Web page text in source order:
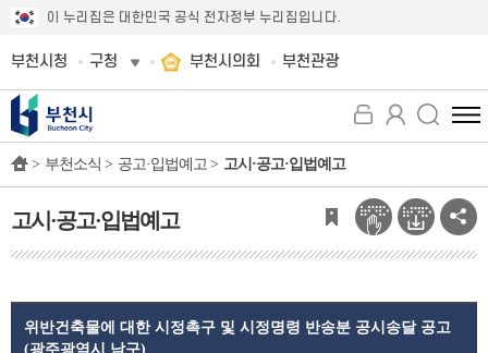
이 누리집은 대한민국 공식 전자정부 누리집입니다.
부천시청 구청 부천시의회 부천관광
전
체
뉴
보
기
> 부천소식 > 공고·입법예고 > 고시·공고·입법예고
고시·공고·입법예고
위반건축물에 대한 시정촉구 및 시정명령 반송분 공시송달 공고
(광주광역시 남구)